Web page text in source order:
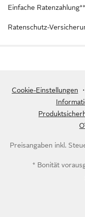
Einfache Ratenzahlung**
Ratenschutz-
Cookie-Einstellungen ・
Preisangaben inkl.
* Bonität